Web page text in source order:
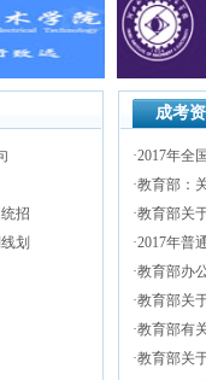
招
划
成考
·2017年全
·教育部：
·教育部关
·2017年普
·教育部办
·教育部关
·教育部有
·教育部关